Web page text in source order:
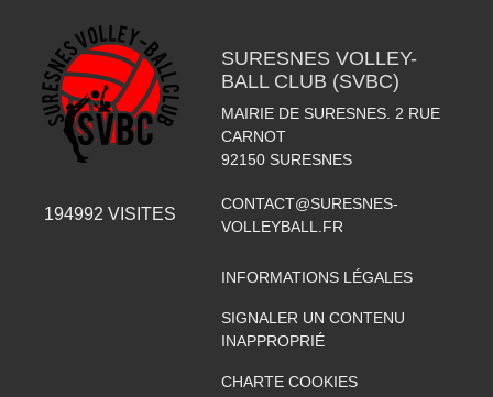
194992 VISITES
SURESNES VOLLEY-
BALL CLUB (SVBC)
MAIRIE DE SURESNES. 2 RUE
CARNOT
92150 SURESNES
CONTACT@SURESNES-
VOLLEYBALL.FR
INFORMATIONS LÉGALES
SIGNALER UN CONTENU
INAPPROPRIÉ
CHARTE COOKIES